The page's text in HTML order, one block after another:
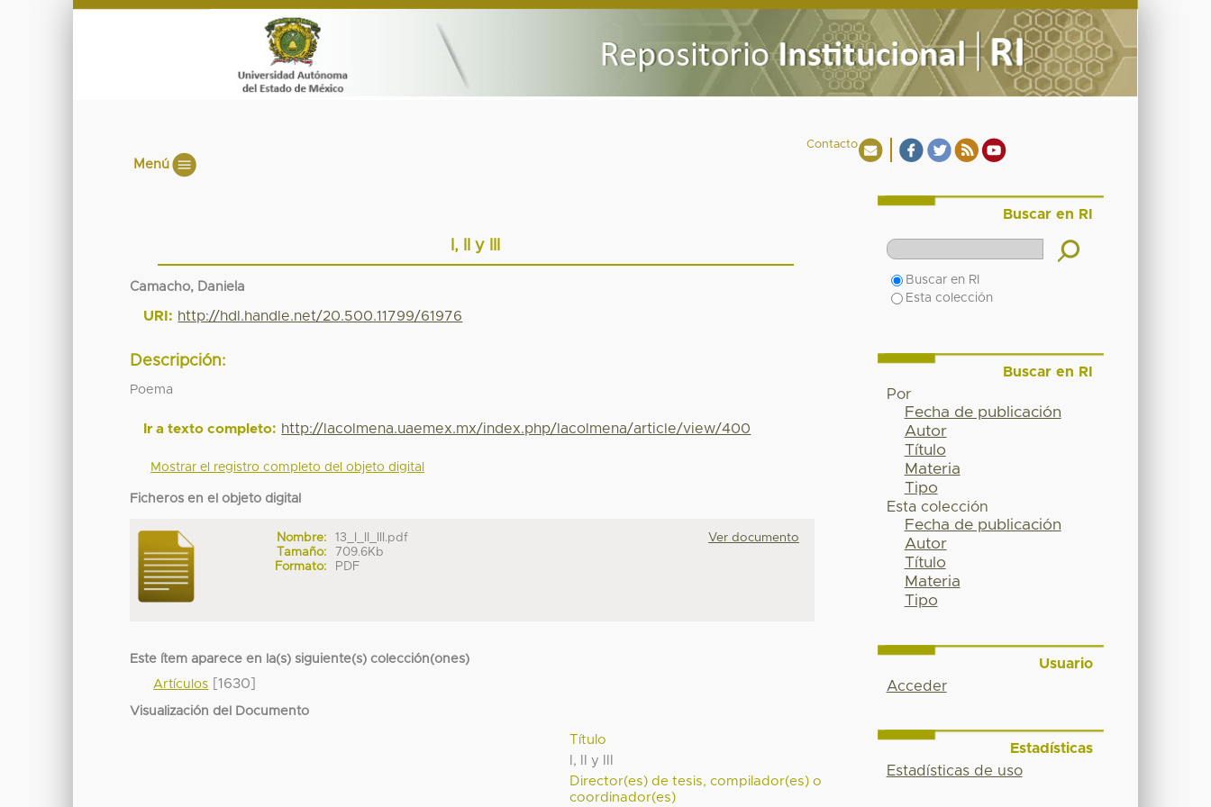
Contacto
Menú
I, II y III
Camacho, Daniela
URI: http://hdl.handle.net/20.500.11799/61976
Descripción:
Poema
Ir a texto completo: http://lacolmena.uaemex.mx/index.php/lacolmena/article/view/400
Mostrar el registro completo del objeto digital
Ficheros en el objeto digital
Nombre:
13_I_II_III.pdf
Tamaño:
709.6Kb
Formato:
PDF
Ver documento
Este ítem aparece en la(s) siguiente(s) colección(ones)
Artículos [1630]
Visualización del Documento
Título
I, II y III
Director(es) de tesis, compilador(es) o
coordinador(es)
Buscar en RI
Buscar en RI
Esta colección
Buscar en RI
Por
Fecha de publicación
Autor
Título
Materia
Tipo
Esta colección
Fecha de publicación
Autor
Título
Materia
Tipo
Usuario
Acceder
Estadísticas
Estadísticas de uso